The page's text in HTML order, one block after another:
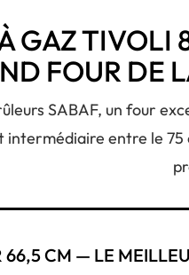
GAZ TIVOLI
FOUR DE
SABAF, un four
entre le 75
CM — LE